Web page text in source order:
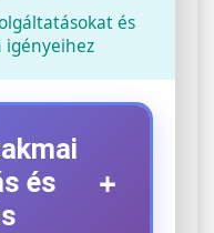
és
igényeihez
és
+